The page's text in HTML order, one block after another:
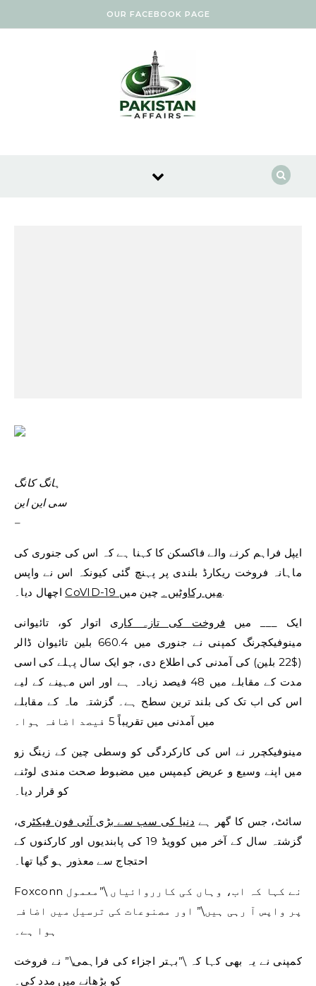
OUR FACEBOOK PAGE
ہانگ کانگ
سی این این
–
ایپل فراہم کرنے والے فاکسکن کا کہنا ہے کہ اس کی جنوری کی
ماہانہ فروخت ریکارڈ بلندی پر پہنچ گئی کیونکہ اس نے واپس
اچھال دیا۔
CoVID-19 میں رکاوٹیں۔چین میں.
ایک ___ میں فروخت کی تازہ کاری اتوار کو، تائیوانی
مینوفیکچرنگ کمپنی نے جنوری میں 660.4 بلین تائیوان ڈالر
($22 بلین) کی آمدنی کی اطلاع دی، جو ایک سال پہلے کی اسی
مدت کے مقابلے میں 48 فیصد زیادہ ہے اور اس مہینے کے لیے
اس کی اب تک کی بلند ترین سطح ہے۔ گزشتہ ماہ کے مقابلے
میں آمدنی میں تقریباً 5 فیصد اضافہ ہوا۔
مینوفیکچرر نے اس کی کارکردگی کو وسطی چین کے زینگ زو
میں اپنے وسیع و عریض کیمپس میں مضبوط صحت مندی لوٹنے
کو قرار دیا۔
سائٹ، جس کا گھر ہے دنیا کی سب سے بڑی آئی فون فیکٹری،
گزشتہ سال کے آخر میں کوویڈ 19 کی پابندیوں اور کارکنوں کے
احتجاج سے معذور ہو گیا تھا۔
Foxconn نے کہا کہ اب، وہاں کی کارروائیاں \”معمول
پر واپس آ رہی ہیں\” اور مصنوعات کی ترسیل میں اضافہ
ہوا ہے۔
کمپنی نے یہ بھی کہا کہ \”بہتر اجزاء کی فراہمی\” نے فروخت
کو بڑھانے میں مدد کی۔